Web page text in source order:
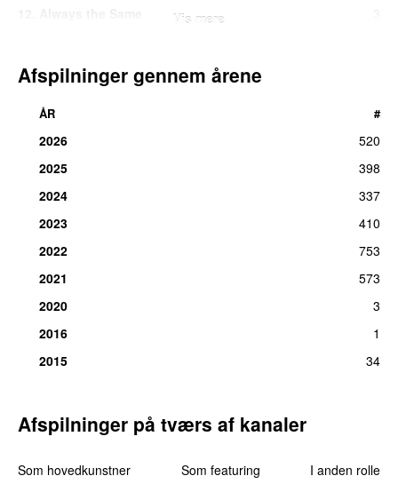
lør 25. jan 2020
Fantasize
1
Passenger Princess
1
Vis mere
Afspilninger gennem årene
ÅR #
2026
520
2025
398
2024
337
2023
410
2022
753
2021
573
2020
3
2016
1
2015
34
Afspilninger på tværs af kanaler
Som hovedkunstner Som featuring I anden rolle